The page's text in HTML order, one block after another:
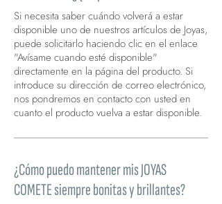
Si necesita saber cuándo volverá a estar
disponible uno de nuestros artículos de Joyas,
puede solicitarlo haciendo clic en el enlace
"Avísame cuando esté disponible"
directamente en la página del producto. Si
introduce su dirección de correo electrónico,
nos pondremos en contacto con usted en
cuanto el producto vuelva a estar disponible.
¿Cómo puedo mantener mis JOYAS
COMETE siempre bonitas y brillantes?